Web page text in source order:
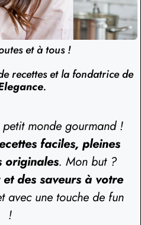
et à tous !
recettes et la fondatrice de
.
monde gourmand !
faciles, pleines
originales. Mon but ?
des saveurs à votre
avec une touche de fun
!